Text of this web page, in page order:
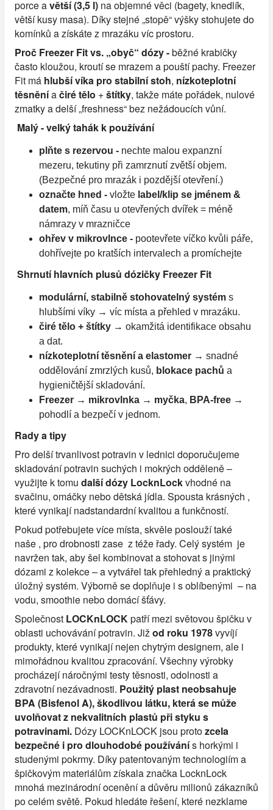
porce avětší (3,5 l)na objemné věci (bagety, knedlík,
větší kusy masa). Díky stejné „stopě“ výšky stohujete do
komínků a získáte z mrazáku víc prostoru.
Proč Freezer Fit vs. „obyč“ dózy -běžné krabičky
často kloužou, kroutí se mrazem a pouští pachy. Freezer
Fit má hlubší víka pro stabilní stoh, nízkoteplotní
těsněníačiré tělo +štítky, takže máte pořádek, nulové
zmatky a delší „freshness“ bez nežádoucích vůní.
Malý - velký tahák k používání
plňte s rezervou -nechte malou expanzní
mezeru, tekutiny při zamrznutí zvětší objem.
(Bezpečné pro mrazák i pozdější otevření.)
označte hned - vložte label/klip se jménem &
datem, míň času u otevřených dvířek = méně
námrazy v mrazničce
ohřev v mikrovlnce -pootevřete víčko kvůli páře,
dohřívejte po kratších intervalech a promíchejte
Shrnutí hlavních plusů dózičky Freezer Fit
modulární, stabilně stohovatelný systéms
hlubšími víky → víc místa a přehled v mrazáku.
čiré tělo + štítky→ okamžitá identifikace obsahu
a dat.
nízkoteplotní těsnění a elastomer→ snadné
oddělování zmrzlých kusů, blokace pachů a
hygieničtější skladování.
Freezer → mikrovlnka → myčka, BPA-free→
pohodlí a bezpečí v jednom.
Rady a tipy
Pro delší trvanlivost potravin v lednici doporučujeme
skladování potravin suchých i mokrých odděleně –
využijte k tomu další dózy LocknLockvhodné na
svačinu, omáčky nebo dětská jídla. Spousta krásných ,
které vynikají nadstandardní kvalitou a funkčností.
Pokud potřebujete více místa, skvěle poslouží také
naše , pro drobnosti zase z téže řady. Celý systém je
navržen tak, aby šel kombinovat a stohovat s jinými
dózami z kolekce – a vytvářel tak přehledný a praktický
úložný systém. Výborně se doplňuje i s oblíbenými – na
vodu, smoothie nebo domácí šťávy.
Společnost LOCKnLOCKpatří mezi světovou špičku v
oblasti uchovávání potravin. Jižod roku 1978vyvíjí
produkty, které vynikají nejen chytrým designem, ale i
mimořádnou kvalitou zpracování. Všechny výrobky
procházejí náročnými testy těsnosti, odolnosti a
zdravotní nezávadnosti. Použitý plast neobsahuje
BPA (Bisfenol A), škodlivou látku, která se může
uvolňovat z nekvalitních plastů při styku s
potravinami.Dózy LOCKnLOCK jsou protozcela
bezpečné i pro dlouhodobé používánís horkými i
studenými pokrmy. Díky patentovaným technologiím a
špičkovým materiálům získala značka LocknLock
mnohá mezinárodní ocenění a důvěru milionů zákazníků
po celém světě. Pokud hledáte řešení, které nezklame